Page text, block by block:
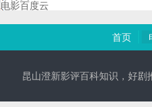
电影百度云
首页
昆山澄新影评百科知识，好剧